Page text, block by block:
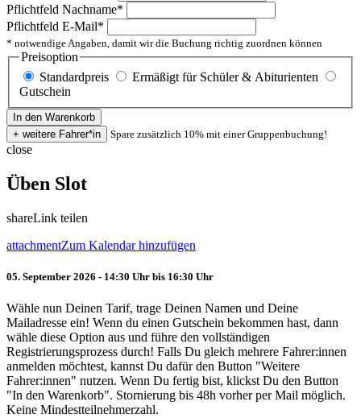
Pflichtfeld Nachname*
Pflichtfeld E-Mail*
* notwendige Angaben, damit wir die Buchung richtig zuordnen können
Preisoption
Standardpreis
Ermäßigt für Schüler & Abiturienten
Gutschein
Spare zusätzlich 10% mit einer Gruppenbuchung!
close
Üben Slot
shareLink teilen
attachmentZum Kalendar hinzufügen
05. September 2026 - 14:30 Uhr bis 16:30 Uhr
Wähle nun Deinen Tarif, trage Deinen Namen und Deine
Mailadresse ein! Wenn du einen Gutschein bekommen hast, dann
wähle diese Option aus und führe den vollständigen
Registrierungsprozess durch! Falls Du gleich mehrere Fahrer:innen
anmelden möchtest, kannst Du dafür den Button "Weitere
Fahrer:innen" nutzen. Wenn Du fertig bist, klickst Du den Button
"In den Warenkorb". Stornierung bis 48h vorher per Mail möglich.
Keine Mindestteilnehmerzahl.